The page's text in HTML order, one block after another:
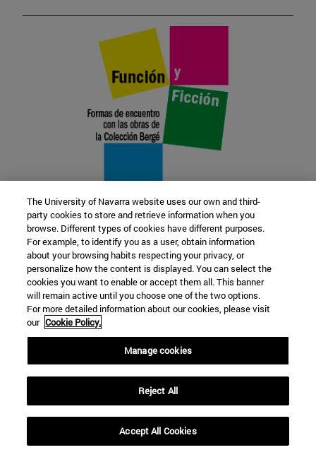
22 SEP
FUNCIÓN Y FICCIÓN. Varios artistas
Más información
The University of Navarra website uses our own and third-
party cookies to store and retrieve information when you
browse. Different types of cookies have different purposes.
For example, to identify you as a user, obtain information
about your browsing habits respecting your privacy, or
personalize how the content is displayed. You can select the
cookies you want to enable or accept them all. This banner
will remain active until you choose one of the two options.
For more detailed information about our cookies, please visit
our Cookie Policy.
Manage cookies
Reject All
Accept All Cookies